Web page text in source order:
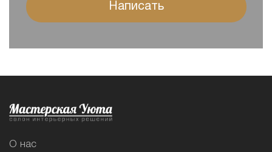
Написать
О нас